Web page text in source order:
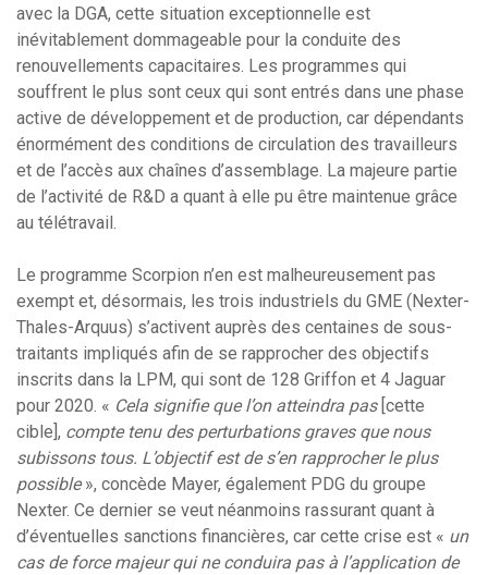
avec la DGA, cette situation exceptionnelle est
inévitablement dommageable pour la conduite des
renouvellements capacitaires. Les programmes qui
souffrent le plus sont ceux qui sont entrés dans une phase
active de développement et de production, car dépendants
énormément des conditions de circulation des travailleurs
et de l’accès aux chaînes d’assemblage. La majeure partie
de l’activité de R&D a quant à elle pu être maintenue grâce
au télétravail.
Le programme Scorpion n’en est malheureusement pas
exempt et, désormais, les trois industriels du GME (Nexter-
Thales-Arquus) s’activent auprès des centaines de sous-
traitants impliqués afin de se rapprocher des objectifs
inscrits dans la LPM, qui sont de 128 Griffon et 4 Jaguar
pour 2020. « Cela signifie que l’on atteindra pas[cette
cible], compte tenu des perturbations graves que nous
subissons tous. L’objectif est de s’en rapprocher le plus
possible», concède Mayer, également PDG du groupe
Nexter. Ce dernier se veut néanmoins rassurant quant à
d’éventuelles sanctions financières, car cette crise est « un
cas de force majeur qui ne conduira pas à l’application de